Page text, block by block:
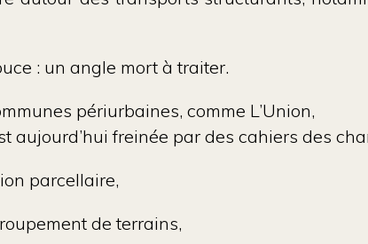
: un angle mort à traiter.
périurbaines, comme L’Union,
aujourd’hui freinée par des cahiers des
parcellaire,
de terrains,